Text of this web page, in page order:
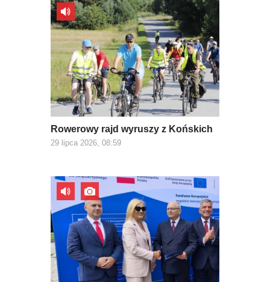
Rowerowy rajd wyruszy z Końskich
29 lipca 2026, 08:59